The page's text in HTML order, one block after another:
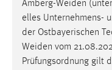
Amberg-Weiden
elles Unternehmens-
der Ostbayerischen
Weiden vom
Prüfungsordnung gilt